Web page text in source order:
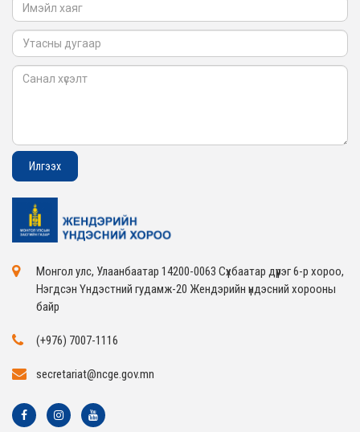
Монгол улс, Улаанбаатар 14200-0063 Сүхбаатар дүүрэг 6-р хороо,
Нэгдсэн Үндэстний гудамж-20 Жендэрийн үндэсний хорооны
байр
(+976) 7007-1116
secretariat@ncge.gov.mn